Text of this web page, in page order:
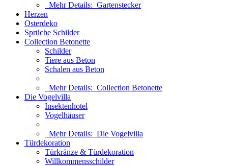
Mehr Details: Gartenstecker
Herzen
Osterdeko
Sprüche Schilder
Collection Betonette
Schilder
Tiere aus Beton
Schalen aus Beton
Mehr Details: Collection Betonette
Die Vogelvilla
Insektenhotel
Vogelhäuser
Mehr Details: Die Vogelvilla
Türdekoration
Türkränze & Türdekoration
Willkommensschilder